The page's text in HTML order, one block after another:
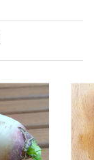
locusta)